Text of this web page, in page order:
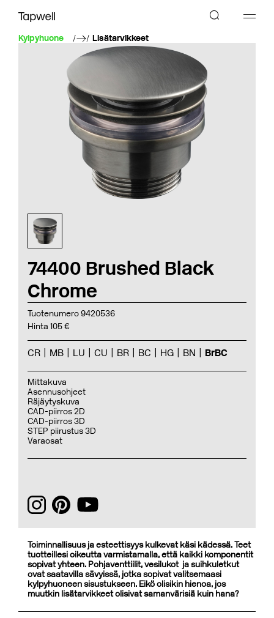
Kylpyhuone Lisätarvikkeet
74400 Brushed Black
Chrome
Tuotenumero 9420536
Hinta 105 €
CR MB LU CU BR BC HG BN BrBC
Mittakuva
Asennusohjeet
Räjäytyskuva
CAD-piirros 2D
CAD-piirros 3D
STEP piirustus 3D
Varaosat
Toiminnallisuus ja esteettisyys kulkevat käsi kädessä. Teet
tuotteillesi oikeutta varmistamalla, että kaikki komponentit
sopivat yhteen. Pohjaventtiilit, vesilukot ja suihkuletkut
ovat saatavilla sävyissä, jotka sopivat valitsemaasi
kylpyhuoneen sisustukseen. Eikö olisikin hienoa, jos
muutkin lisätarvikkeet olisivat samanvärisiä kuin hana?